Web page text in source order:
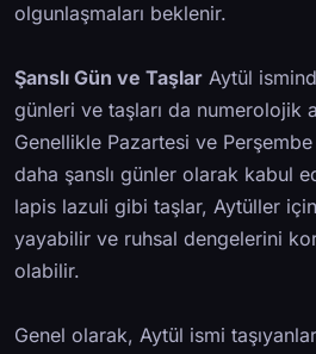
olgunlaşmaları beklenir.
Şanslı Gün ve Taşlar Aytül
günleri ve taşları da numerolojik
Genellikle Pazartesi ve
daha şanslı günler olarak kabul
lapis lazuli gibi taşlar, Aytüller
yayabilir ve ruhsal dengelerini
olabilir.
Genel olarak, Aytül ismi